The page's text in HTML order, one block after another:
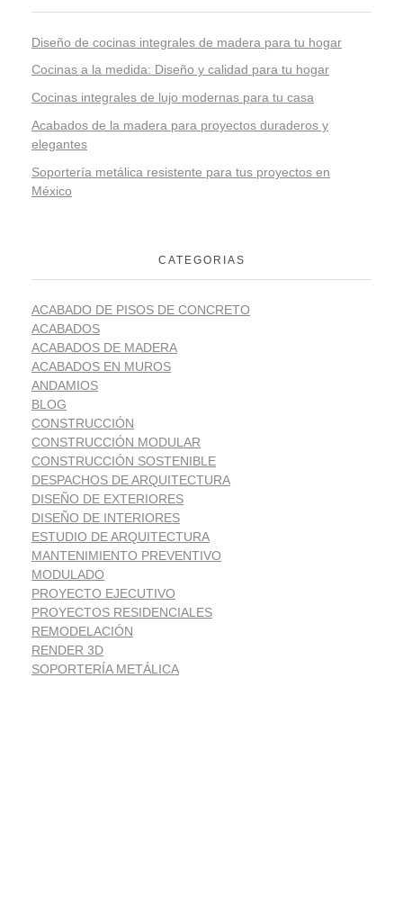
Diseño de cocinas integrales de madera para tu hogar
Cocinas a la medida: Diseño y calidad para tu hogar
Cocinas integrales de lujo modernas para tu casa
Acabados de la madera para proyectos duraderos y
elegantes
Soportería metálica resistente para tus proyectos en
México
CATEGORIAS
ACABADO DE PISOS DE CONCRETO
ACABADOS
ACABADOS DE MADERA
ACABADOS EN MUROS
ANDAMIOS
BLOG
CONSTRUCCIÓN
CONSTRUCCIÓN MODULAR
CONSTRUCCIÓN SOSTENIBLE
DESPACHOS DE ARQUITECTURA
DISEÑO DE EXTERIORES
DISEÑO DE INTERIORES
ESTUDIO DE ARQUITECTURA
MANTENIMIENTO PREVENTIVO
MODULADO
PROYECTO EJECUTIVO
PROYECTOS RESIDENCIALES
REMODELACIÓN
RENDER 3D
SOPORTERÍA METÁLICA